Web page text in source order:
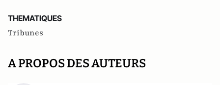
THEMATIQUES
Tribunes
A PROPOS DES AUTEURS